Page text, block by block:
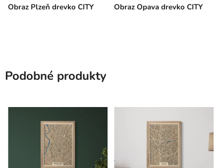
Obraz Plzeň drevko CITY Obraz Opava drevko CITY
Podobné produkty